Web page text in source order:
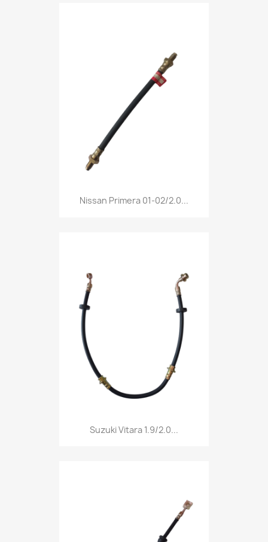
Nissan Primera 01-02/2.0...
Suzuki Vitara 1.9/2.0...